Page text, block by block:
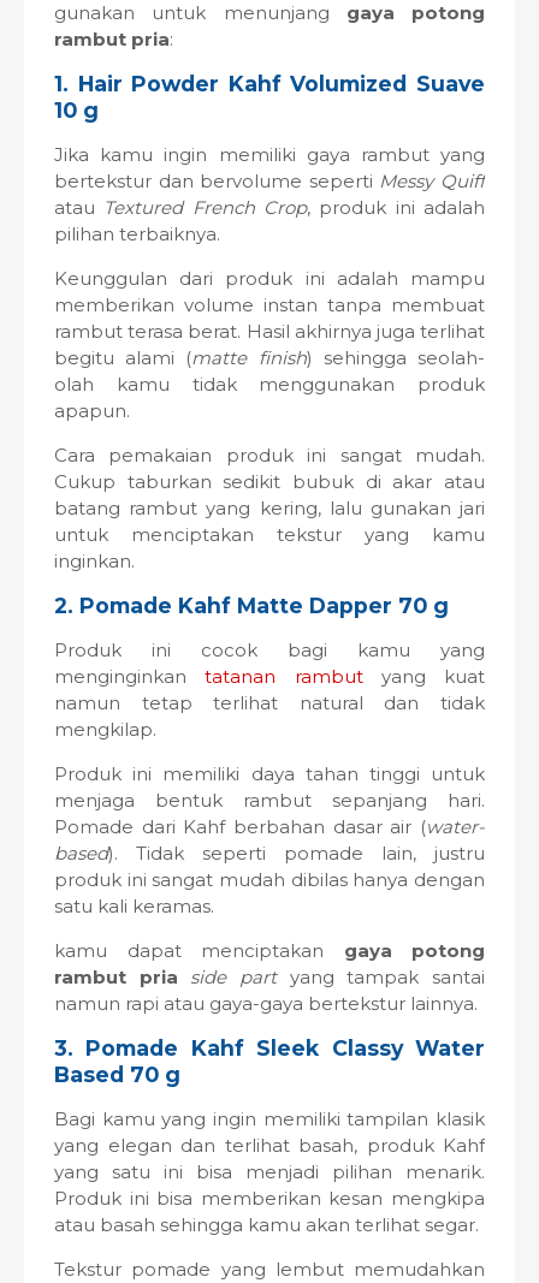
gunakan untuk menunjang gaya potong
rambut pria:
1. Hair Powder Kahf Volumized Suave
10 g
Jika kamu ingin memiliki gaya rambut yang
bertekstur dan bervolume seperti Messy Quiff
atau Textured French Crop, produk ini adalah
pilihan terbaiknya.
Keunggulan dari produk ini adalah mampu
memberikan volume instan tanpa membuat
rambut terasa berat. Hasil akhirnya juga terlihat
begitu alami (matte finish) sehingga seolah-
olah kamu tidak menggunakan produk
apapun.
Cara pemakaian produk ini sangat mudah.
Cukup taburkan sedikit bubuk di akar atau
batang rambut yang kering, lalu gunakan jari
untuk menciptakan tekstur yang kamu
inginkan.
2. Pomade Kahf Matte Dapper 70 g
Produk ini cocok bagi kamu yang
menginginkantatanan rambutyang kuat
namun tetap terlihat natural dan tidak
mengkilap.
Produk ini memiliki daya tahan tinggi untuk
menjaga bentuk rambut sepanjang hari.
Pomade dari Kahf berbahan dasar air (water-
based). Tidak seperti pomade lain, justru
produk ini sangat mudah dibilas hanya dengan
satu kali keramas.
kamu dapat menciptakan gaya potong
rambut pria
side partyang tampak santai
namun rapi atau gaya-gaya bertekstur lainnya.
3. Pomade Kahf Sleek Classy Water
Based 70 g
Bagi kamu yang ingin memiliki tampilan klasik
yang elegan dan terlihat basah, produk Kahf
yang satu ini bisa menjadi pilihan menarik.
Produk ini bisa memberikan kesan mengkipa
atau basah sehingga kamu akan terlihat segar.
Tekstur pomade yang lembut memudahkan